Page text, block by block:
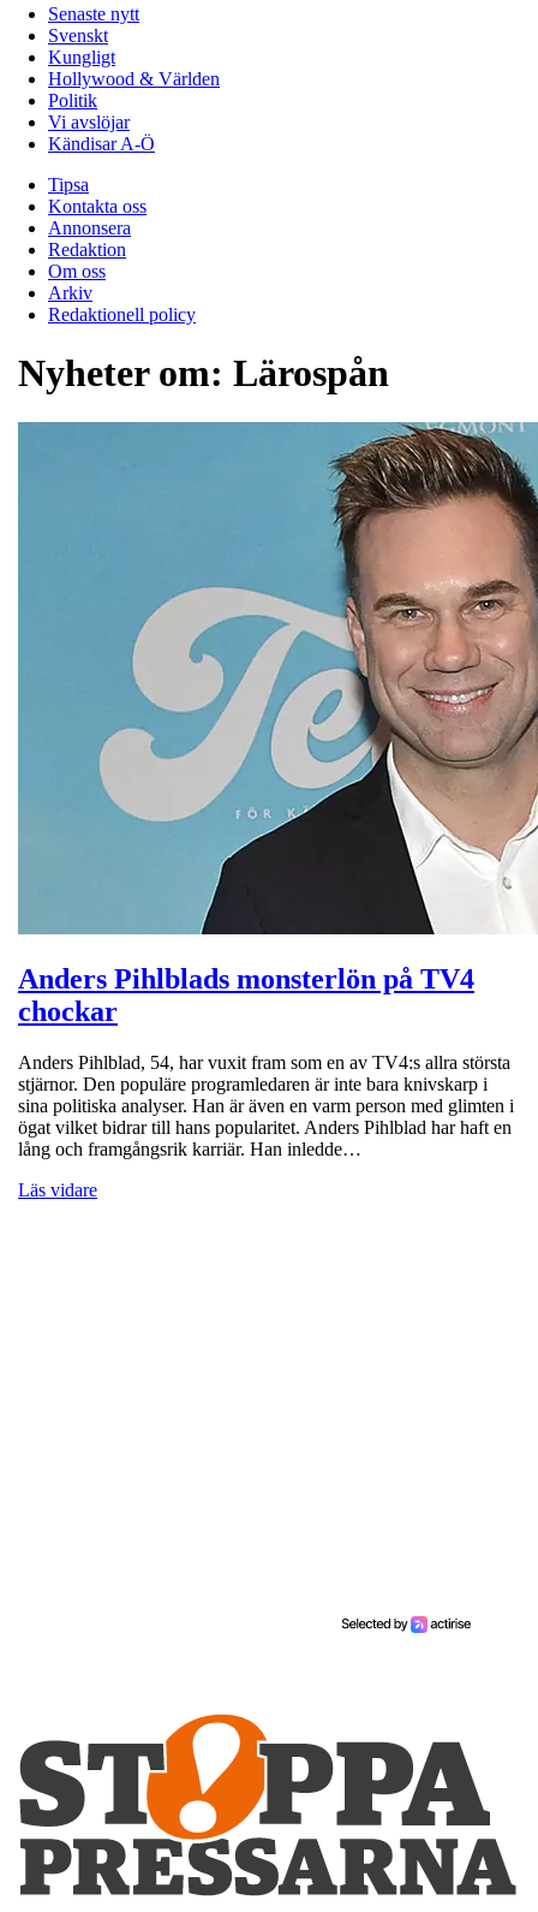
Senaste nytt
Svenskt
Kungligt
Hollywood & Världen
Politik
Vi avslöjar
Kändisar A-Ö
Tipsa
Kontakta oss
Annonsera
Redaktion
Om oss
Arkiv
Redaktionell policy
Nyheter om: Lärospån
Anders Pihlblads monsterlön på TV4
chockar
Anders Pihlblad, 54, har vuxit fram som en av TV4:s allra största
stjärnor. Den populäre programledaren är inte bara knivskarp i
sina politiska analyser. Han är även en varm person med glimten i
ögat vilket bidrar till hans popularitet. Anders Pihlblad har haft en
lång och framgångsrik karriär. Han inledde…
Läs vidare